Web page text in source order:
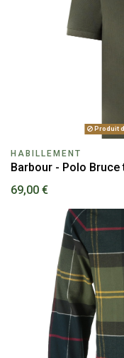
Produit
HABILLEMENT
Barbour - Polo Bruce
69,00 €